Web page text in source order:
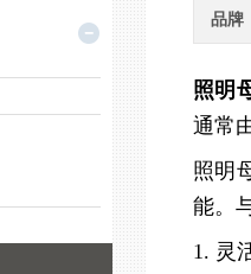
品牌
照明
通常
照明
能。
1. 灵